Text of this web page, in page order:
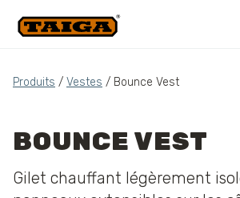
Produits / Vestes / Bounce Vest
BOUNCE VEST
Gilet chauffant légèrement